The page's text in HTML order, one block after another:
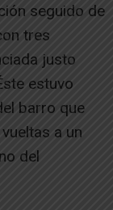
seguido de
tres
justo
estuvo
barro que
a un
del